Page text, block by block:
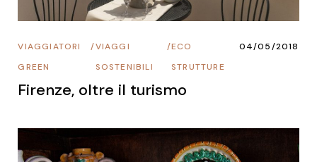
ECO
STRUTTURE
/
VIAGGI
SOSTENIBILI
/
VIAGGIATORI
GREEN
04/05/2018
Firenze, oltre il turismo